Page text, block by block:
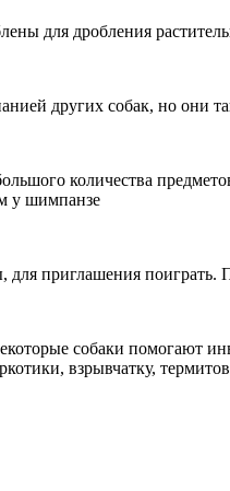
для дробления
других собак, но они
количества
у шимпанзе
приглашения поиграть.
собаки помогают
взрывчатку,